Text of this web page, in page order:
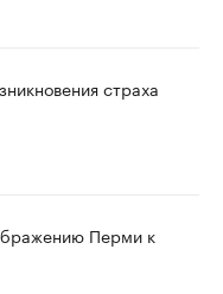
страха
Перми к